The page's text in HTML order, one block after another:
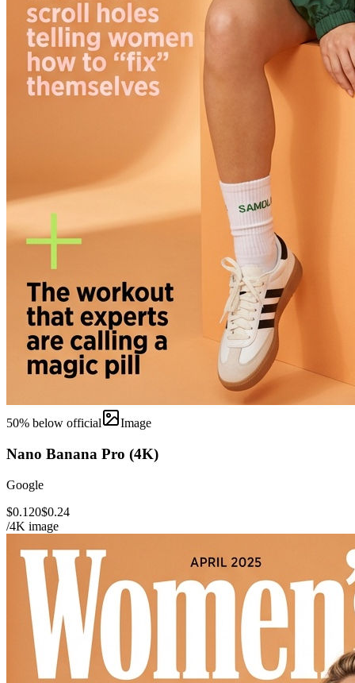
50% below official Image
Nano Banana Pro (4K)
Google
$0.120$0.24
/4K image